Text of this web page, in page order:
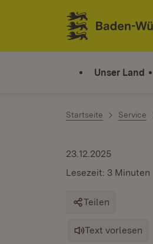
Zum Inhalt springen
Link zur Startseite
Unser Land
Startseite Service
23.12.2025
Lesezeit: 3 Minuten
Teilen
Text vorlesen